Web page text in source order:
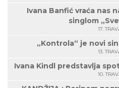
Ivana Banfić vraća nas
singlom
17.
„Kontrola“ je novi
13.
Ivana Kindl predstavlja
10.